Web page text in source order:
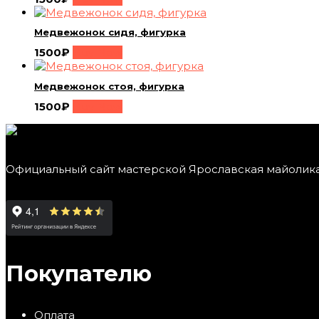
Медвежонок сидя, фигурка
1500₽
Медвежонок стоя, фигурка
1500₽
Официальный сайт мастерской Ярославская
Покупателю
Оплата